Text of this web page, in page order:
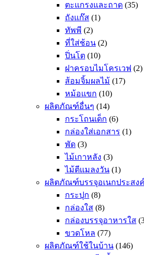
ตะแกรงและถาด (35)
ถังแก๊ส (1)
ทัพพี (2)
ที่ใส่ช้อน (2)
ปิ่นโต (10)
ฝาครอบไมโครเวฟ (2)
ส้อมจิ้มผลไม้ (17)
หม้อแขก (10)
ผลิตภัณฑ์อื่นๆ (14)
กระโถนเด็ก (6)
กล่องใส่เอกสาร (1)
พัด (3)
ไม้เกาหลัง (3)
ไม้ตีแมลงวัน (1)
ผลิตภัณฑ์บรรจุอเนกประสงค์
กระปุก (8)
กล่องใส (8)
กล่องบรรจุอาหารใส
ขวดโหล (77)
ผลิตภัณฑ์ใช้ในบ้าน (146)